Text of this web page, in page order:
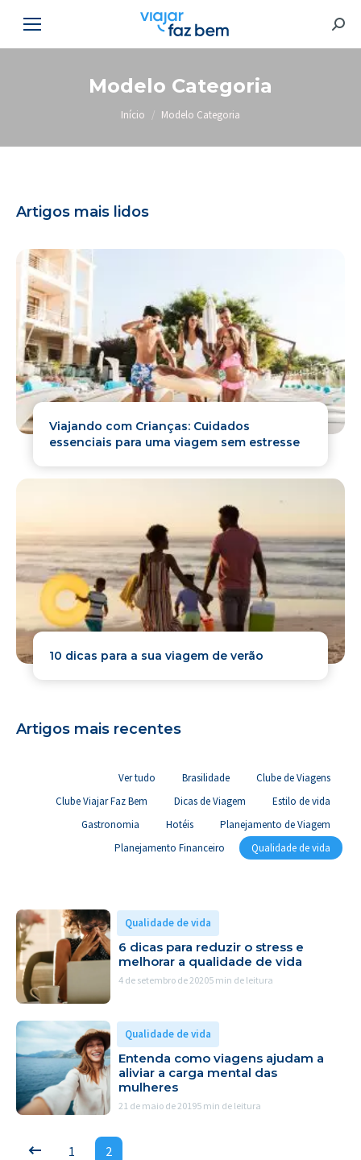
Modelo Categoria
Você está aqui:
Início Modelo Categoria
Artigos mais lidos
Viajando com Crianças: Cuidados
essenciais para uma viagem sem estresse
10 dicas para a sua viagem de verão
Artigos mais recentes
Ver tudo Brasilidade
Clube de Viagens
Clube Viajar Faz Bem
Dicas de Viagem
Estilo de vida
Gastronomia
Hotéis
Planejamento de Viagem
Planejamento Financeiro
Qualidade de vida
Qualidade de vida
6 dicas para reduzir o stress e
melhorar a qualidade de vida
4 de setembro de 20205 min de leitura
Qualidade de vida
Entenda como viagens ajudam a
aliviar a carga mental das
mulheres
21 de maio de 20195 min de leitura
1 2